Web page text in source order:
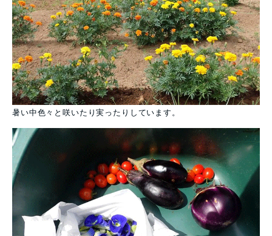
暑い中色々と咲いたり実ったりしています。